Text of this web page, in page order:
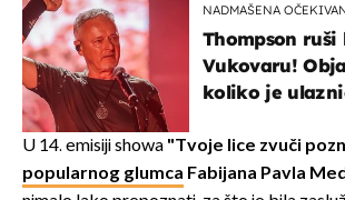
NADMAŠENA
Thompson
Vukovaru!
koliko je
U 14. emisiji showa "Tvoje lice zvuči
popularnog glumca Fabijana Pavla